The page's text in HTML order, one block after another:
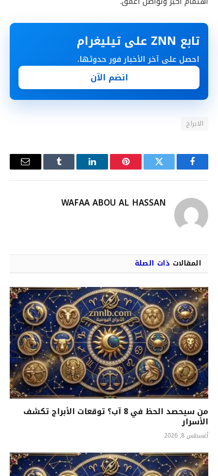
تابع ZNN على تيليغرام
احصل على آخر الأخبار فور حدوثها.
انضم الآن
الابراج
فيسبوك تويتر بينتيريستلينكدإن Tumblr
البريد
WAFAA ABOU AL HASSAN
المقالات ذات الصلة
من سيحصد الحظ في 8 آب؟ توقعات الأبراج تكشف
الأسرار
أغسطس 8, 2026